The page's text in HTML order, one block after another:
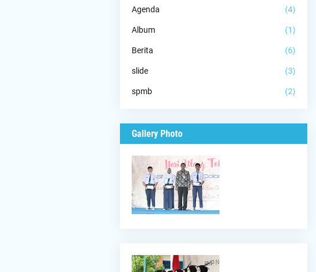
Agenda (4)
Album (1)
Berita (6)
slide (3)
spmb (2)
Gallery Photo